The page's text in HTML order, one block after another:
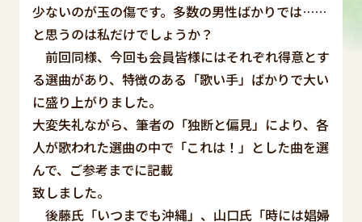
少ないのが玉の傷です。多数の男性ばかりでは……
と思うのは私だけでしょうか？
前回同様、今回も会員皆様にはそれぞれ得意とす
る選曲があり、特徴のある「歌い手」ばかりで大い
に盛り上がりました。
大変失礼ながら、筆者の「独断と偏見」により、各
人が歌われた選曲の中で「これは！」とした曲を選
んで、ご参考までに記載
致しました。
後藤氏「いつまでも沖縄」、山口氏「時には娼婦